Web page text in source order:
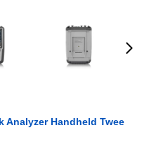
Analyzer Handheld Twee